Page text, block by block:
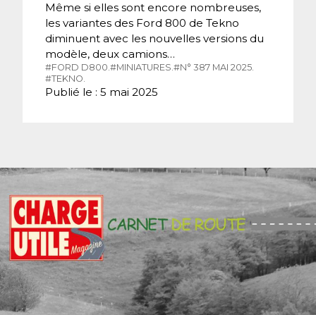
Même si elles sont encore nombreuses,
les variantes des Ford 800 de Tekno
diminuent avec les nouvelles versions du
modèle, deux camions…
#FORD D800.#MINIATURES.#N° 387 MAI 2025.
#TEKNO.
Publié le : 5 mai 2025